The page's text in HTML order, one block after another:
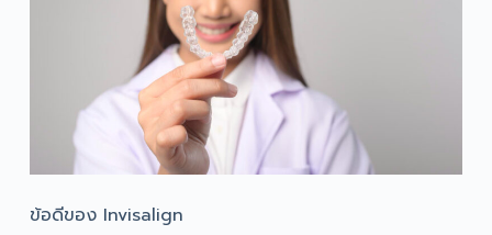
ข้อดีของ Invisalign